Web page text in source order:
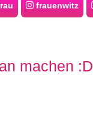
frauenwitz
machen :D